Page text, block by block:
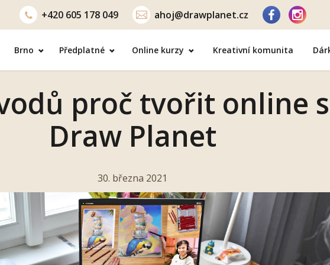
+420 605 178 049 ahoj@drawplanet.cz
Brno Předplatné Online kurzy Kreativní komunita
proč tvořit online s
Draw Planet
30. března 2021